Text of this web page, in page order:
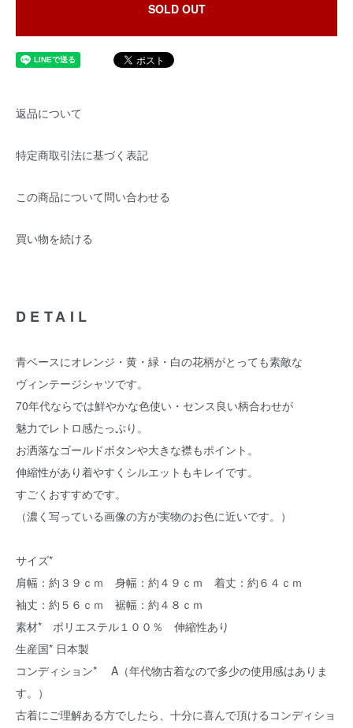
SOLD OUT
返品について
特定商取引法に基づく表記
この商品について問い合わせる
買い物を続ける
DETAIL
青ベースにオレンジ・黄・緑・白の花柄がとっても素敵な
ヴィンテージシャツです。
70年代ならでは鮮やかな色使い・センス良い柄合わせが
魅力でレトロ感たっぷり。
お洒落なゴールドボタンや大きな襟もポイント。
伸縮性があり着やすくシルエットもキレイです。
すごくおすすめです。
（濃く写っている画像の方が実物のお色に近いです。）
サイズ*
肩幅：約３９ｃｍ 身幅：約４９ｃｍ 着丈：約６４ｃｍ
袖丈：約５６ｃｍ 裾幅：約４８ｃｍ
素材* ポリエステル１００％ 伸縮性あり
生産国* 日本製
コンディション* A（年代物古着なので多少の使用感はありま
す。）
古着にご理解ある方でしたら、十分に喜んで頂けるコンディショ